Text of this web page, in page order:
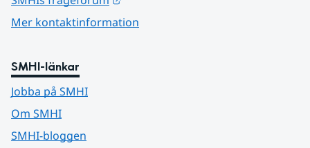
Mer kontaktinformation
SMHI-länkar
Jobba på SMHI
Om SMHI
SMHI-bloggen